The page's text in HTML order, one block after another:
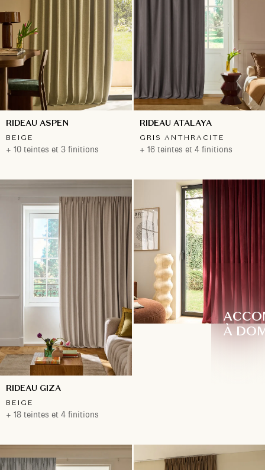
RIDEAU ASPEN
BEIGE
+ 10 teintes et 3 finitions
RIDEAU ATALAYA
GRIS ANTHRACITE
+ 16 teintes et 4 finitions
RIDEAU GIZA
BEIGE
+ 18 teintes et 4 finitions
À